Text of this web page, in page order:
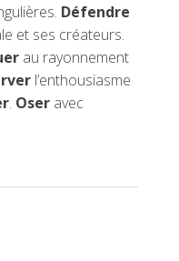
Défendre
et ses créateurs.
au rayonnement
l’enthousiasme
. Oser avec